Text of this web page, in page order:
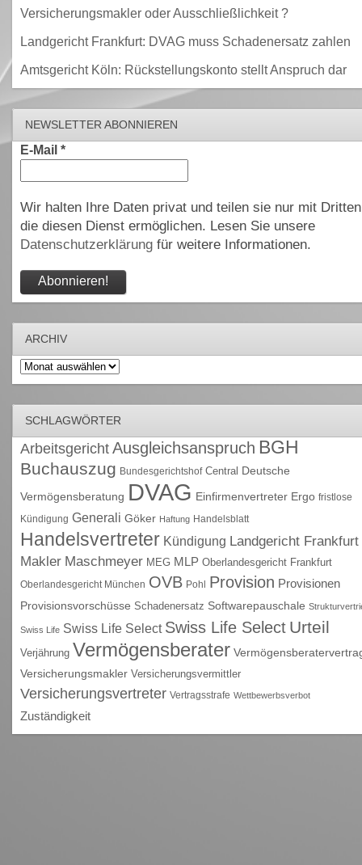
Versicherungsmakler oder Ausschließlichkeit ?
Landgericht Frankfurt: DVAG muss Schadenersatz zahlen
Amtsgericht Köln: Rückstellungskonto stellt Anspruch dar
NEWSLETTER ABONNIEREN
E-Mail *
Wir halten Ihre Daten privat und teilen sie nur mit
die diesen Dienst ermöglichen. Lesen Sie unsere
Datenschutzerklärungfür weitere Informationen.
ARCHIV
Archiv
SCHLAGWÖRTER
Arbeitsgericht Ausgleichsanspruch BGH
Buchauszug Bundesgerichtshof Central Deutsche
Vermögensberatung DVAG Einfirmenvertreter Ergo fristlose
Kündigung Generali Göker Haftung Handelsblatt
Handelsvertreter Kündigung Landgericht Frankfurt
Makler Maschmeyer MEG MLP Oberlandesgericht Frankfurt
Oberlandesgericht München OVB Pohl Provision Provisionen
Provisionsvorschüsse Schadenersatz Softwarepauschale
Swiss Life Swiss Life Select Swiss Life Select Urteil
Verjährung Vermögensberater
Versicherungsmakler Versicherungsvermittler
Versicherungsvertreter Vertragsstrafe Wettbewerbsverbot
Zuständigkeit